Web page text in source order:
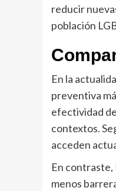
reducir
población
En la
preventiva
efectividad
contextos.
acceden
En contraste,
menos